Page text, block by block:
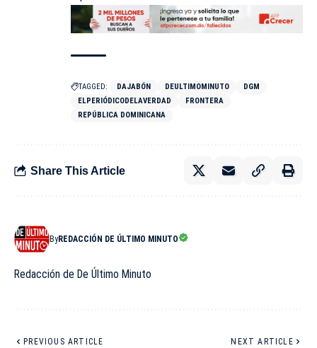
TAGGED: DAJABÓN DEULTIMOMINUTO
DGM
ELPERIÓDICODELAVERDAD
FRONTERA
REPÚBLICA DOMINICANA
Share This Article
ByREDACCIÓN DE ÚLTIMO MINUTO
Redacción de De Último Minuto
PREVIOUS ARTICLE NEXT ARTICLE